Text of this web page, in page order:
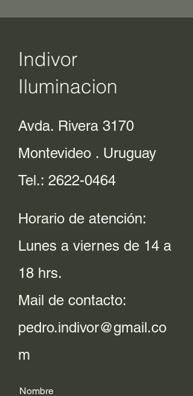
Indivor
Iluminacion
Avda. Rivera 3170
Montevideo . Uruguay
Tel.: 2622-0464
Horario de atención:
Lunes a viernes de 14 a
18 hrs.
Mail de contacto:
pedro.indivor@gmail.co
m